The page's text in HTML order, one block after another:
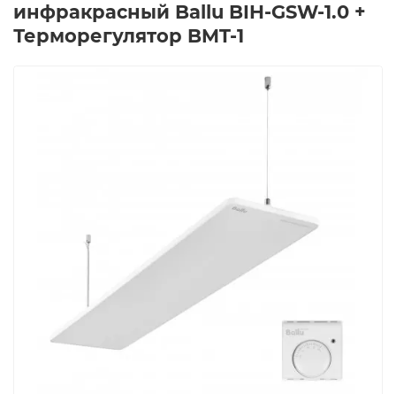
инфракрасный Ballu BIH-GSW-1.0 +
Терморегулятор BMT-1